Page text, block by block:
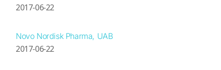
2017-06-22
Novo Nordisk Pharma, UAB
2017-06-22